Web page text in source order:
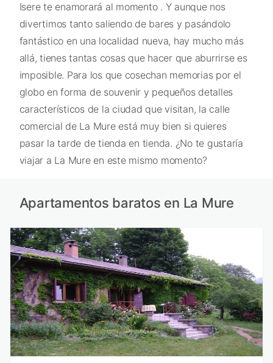
Isere te enamorará al momento . Y aunque nos
divertimos tanto saliendo de bares y pasándolo
fantástico en una localidad nueva, hay mucho más
allá, tienes tantas cosas que hacer que aburrirse es
imposible. Para los que cosechan memorias por el
globo en forma de souvenir y pequeños detalles
característicos de la ciudad que visitan, la calle
comercial de La Mure está muy bien si quieres
pasar la tarde de tienda en tienda. ¿No te gustaría
viajar a La Mure en este mismo momento?
Apartamentos baratos en La Mure